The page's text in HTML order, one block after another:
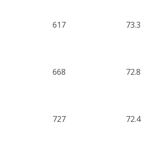
617 73.3
668 72.8
727 72.4